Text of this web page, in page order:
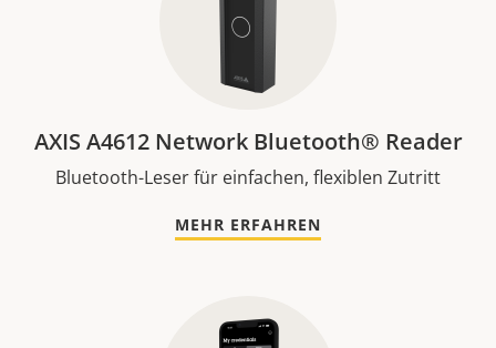
AXIS A4612 Network Bluetooth® Reader
Bluetooth-Leser für einfachen, flexiblen Zutritt
MEHR ERFAHREN